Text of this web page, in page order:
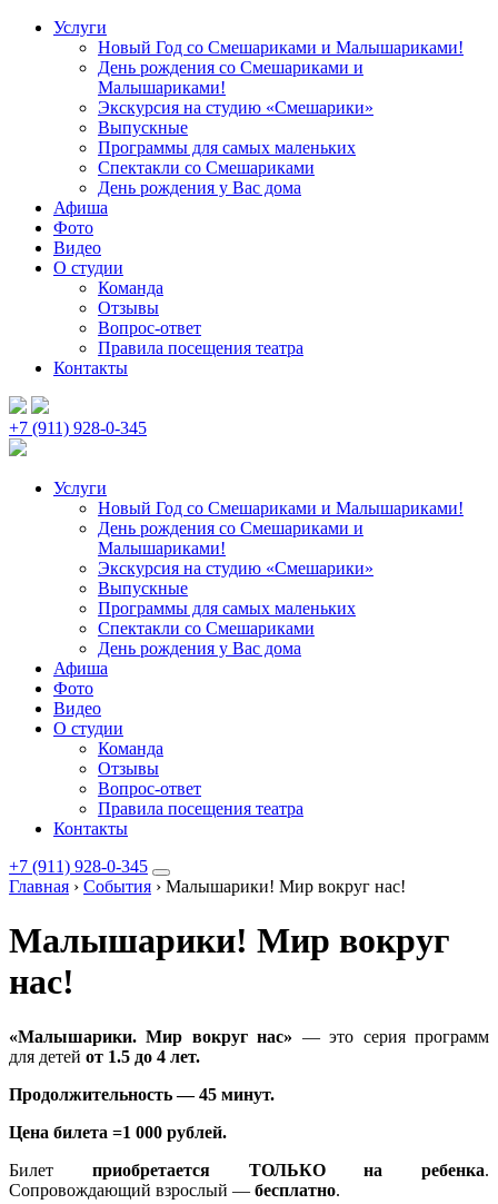
Услуги
Новый Год со Смешариками и Малышариками!
День рождения со Смешариками и
Малышариками!
Экскурсия на студию «Смешарики»
Выпускные
Программы для самых маленьких
Спектакли со Смешариками
День рождения у Вас дома
Афиша
Фото
Видео
О студии
Команда
Отзывы
Вопрос-ответ
Правила посещения театра
Контакты
+7 (911) 928-0-345
Услуги
Новый Год со Смешариками и Малышариками!
День рождения со Смешариками и
Малышариками!
Экскурсия на студию «Смешарики»
Выпускные
Программы для самых маленьких
Спектакли со Смешариками
День рождения у Вас дома
Афиша
Фото
Видео
О студии
Команда
Отзывы
Вопрос-ответ
Правила посещения театра
Контакты
+7 (911) 928-0-345
Главная › События › Малышарики! Мир вокруг нас!
Малышарики! Мир вокруг
нас!
«Малышарики. Мир вокруг нас» — это серия программ
для детей от 1.5 до 4 лет.
Продолжительность — 45 минут.
Цена билета =1 000 рублей.
Билет приобретается ТОЛЬКО на ребенка.
Сопровождающий взрослый — бесплатно.